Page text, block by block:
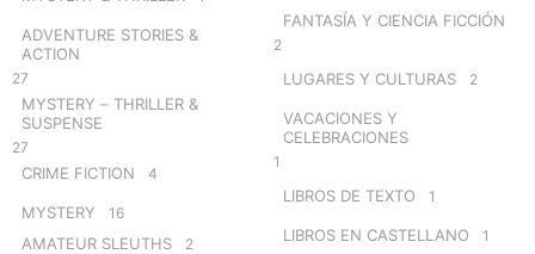
ADVENTURE STORIES &
ACTION
27
MYSTERY – THRILLER &
SUSPENSE
27
CRIME FICTION 4
MYSTERY 16
AMATEUR SLEUTHS 2
FANTASÍA Y CIENCIA FICCIÓN
2
LUGARES Y CULTURAS 2
VACACIONES Y
CELEBRACIONES
1
LIBROS DE TEXTO 1
LIBROS EN CASTELLANO 1